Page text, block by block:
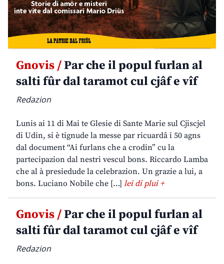
Gnovis /Par che il popul furlan al
salti fûr dal taramot cul cjâf e vîf
Redazion
Lunis ai 11 di Mai te Glesie di Sante Marie sul Cjiscjel
di Udin, si è tignude la messe par ricuardâ i 50 agns
dal document “Ai furlans che a crodin” cu la
partecipazion dal nestri vescul bons. Riccardo Lamba
che al à presiedude la celebrazion. Un grazie a lui, a
bons. Luciano Nobile che […] lei di plui +
Gnovis /Par che il popul furlan al
salti fûr dal taramot cul cjâf e vîf
Redazion